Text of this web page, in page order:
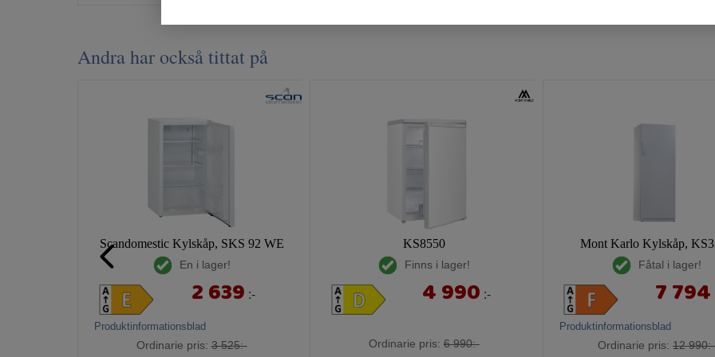
Andra har också tittat på
Scandomestic Kylskåp, SKS 92 WE
En i lager!
Produktinformationsblad
2 639 :-
Ordinarie pris: 3 525:-
KS8550
Finns i lager!
4 990 :-
Ordinarie pris: 6 990:-
Mont Karlo Kylskåp,
Fåtal i lager!
Produktinformationsblad
7 794
Ordinarie pris: 12 990:-